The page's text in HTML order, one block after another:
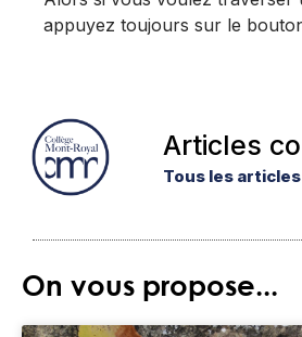
appuyez toujours sur le
Articles
Tous les
On vous propose...